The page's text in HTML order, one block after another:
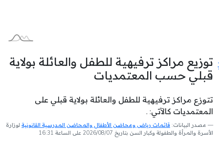
توزيع مراكز ترفيهية للطفل والعائلة بولاية
قبلي حسب المعتمديات
تتوزع مراكز ترفيهية للطفل والعائلة بولاية قبلي على
المعتمديات كالآتي: .
مصدر البيانات: قائمات رياض ومحاضن الأطفال والمحاضن المدرسية القانونية لوزارة
الأسرة والمرأة والطفولة وكبار السن بتاريخ 2026/08/07 على الساعة 16:31